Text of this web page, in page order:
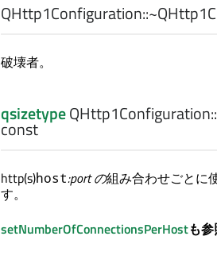
QHttp1Configuration::
破壊者。
qsizetypeQHttp1Configuration::
const
http(s)host:port の組み合わせごとに
す。
setNumberOfConnectionsPerHostも